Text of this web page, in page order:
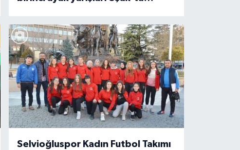
Selvioğluspor Kadın Futbol Takımı